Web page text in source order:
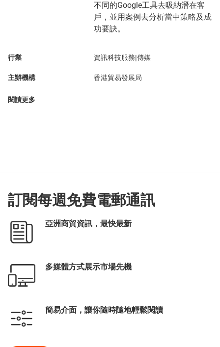
不同的Google工具去吸納潛在客
戶，並用案例去分析當中策略及成
功要訣。
行業 資訊科技服務|傳媒
主辦機構 香港貿易發展局
閱讀更多
訂閱每週免費電郵通訊
亞洲商貿資訊，最快最新
多媒體方式展示市場先機
簡易介面，讓你隨時隨地輕鬆閱讀